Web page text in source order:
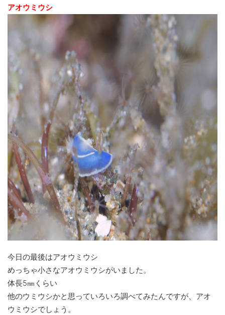
アオウミウシ
今日の最後はアオウミウシ
めっちゃ小さなアオウミウシがいました。
体長5㎜くらい
他のウミウシかと思っていろいろ調べてみたんですが、アオ
ウミウシでしょう。